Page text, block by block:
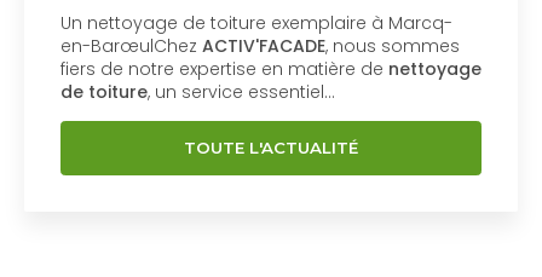
Un nettoyage de toiture exemplaire à Marcq-
en-BarœulChez ACTIV'FACADE, nous sommes
fiers de notre expertise en matière de nettoyage
de toiture, un service essentiel…
TOUTE L'ACTUALITÉ